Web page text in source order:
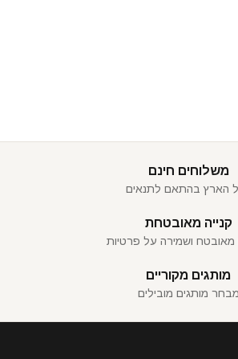
משלוחים חינם
הארץ בהתאם לתנאים
קנייה מאובטחת
ושמירה על פרטיות
מותגים מקוריים
מבחר מותגים מובילים